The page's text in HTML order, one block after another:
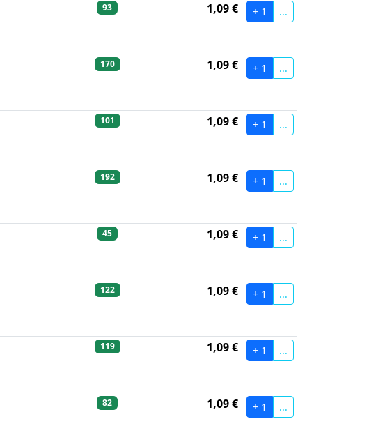
93 1,09 € + 1 ...
170 1,09 € + 1 ...
101 1,09 € + 1 ...
192 1,09 € + 1 ...
45 1,09 € + 1 ...
122 1,09 € + 1 ...
119 1,09 € + 1 ...
82 1,09 € + 1 ...